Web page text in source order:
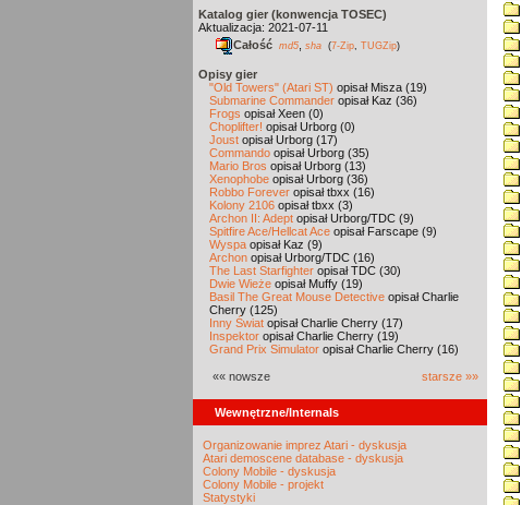
Katalog gier (konwencja TOSEC)
Aktualizacja: 2021-07-11
Całość md5 sha (7-Zip TUGZip)
Opisy gier
"Old Towers" (Atari ST) opisał Misza (19)
Submarine Commander opisał Kaz (36)
Frogs opisał Xeen (0)
Choplifter! opisał Urborg (0)
Joust opisał Urborg (17)
Commando opisał Urborg (35)
Mario Bros opisał Urborg (13)
Xenophobe opisał Urborg (36)
Robbo Forever opisał tbxx (16)
Kolony 2106 opisał tbxx (3)
Archon II: Adept opisał Urborg/TDC (9)
Spitfire Ace/Hellcat Ace opisał Farscape (9)
Wyspa opisał Kaz (9)
Archon opisał Urborg/TDC (16)
The Last Starfighter opisał TDC (30)
Dwie Wieże opisał Muffy (19)
Basil The Great Mouse Detective opisał Charlie
Cherry (125)
Inny Świat opisał Charlie Cherry (17)
Inspektor opisał Charlie Cherry (19)
Grand Prix Simulator opisał Charlie Cherry (16)
«« nowsze starsze »»
Wewnętrzne/Internals
Organizowanie imprez Atari - dyskusja
Atari demoscene database - dyskusja
Colony Mobile - dyskusja
Colony Mobile - projekt
Statystyki